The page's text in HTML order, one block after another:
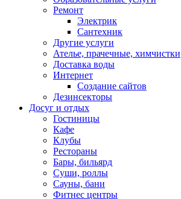
Ремонт
Электрик
Сантехник
Другие услуги
Ателье, прачечные, химчистки
Доставка воды
Интернет
Создание сайтов
Дезинсекторы
Досуг и отдых
Гостиницы
Кафе
Клубы
Рестораны
Бары, бильярд
Суши, роллы
Сауны, бани
Фитнес центры